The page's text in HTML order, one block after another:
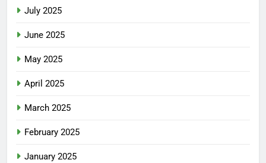
July 2025
June 2025
May 2025
April 2025
March 2025
February 2025
January 2025